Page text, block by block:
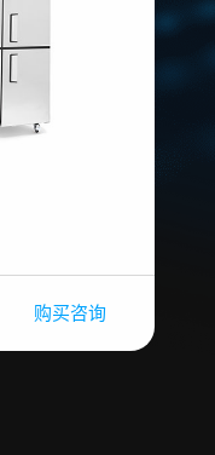
购买咨询